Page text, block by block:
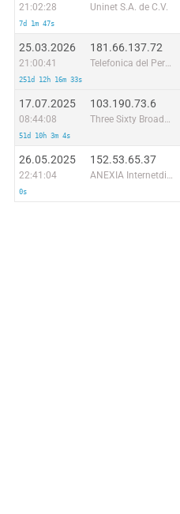
21:02:28
7d 1m 47s
Uninet S.A. de C.V.
25.03.2026
21:00:41
251d 12h 16m 33s
181.66.137.72
Telefonica del Peru S.A.A.
17.07.2025
08:44:08
51d 10h 3m 4s
103.190.73.6
Three Sixty Broadband Internet Service
26.05.2025
22:41:04
0s
152.53.65.37
ANEXIA Internetdienstleistungs GmbH